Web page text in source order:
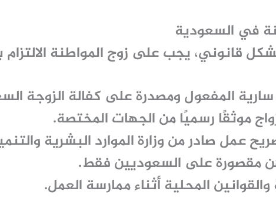
في السعودية
قانوني، يجب على زوج المواطنة الالتزام
سارية المفعول ومصدرة على كفالة الزوجة
موثقًا رسميًا من الجهات المختصة.
عمل صادر من وزارة الموارد البشرية
مقصورة على السعوديين فقط.
والقوانين المحلية أثناء ممارسة العمل.